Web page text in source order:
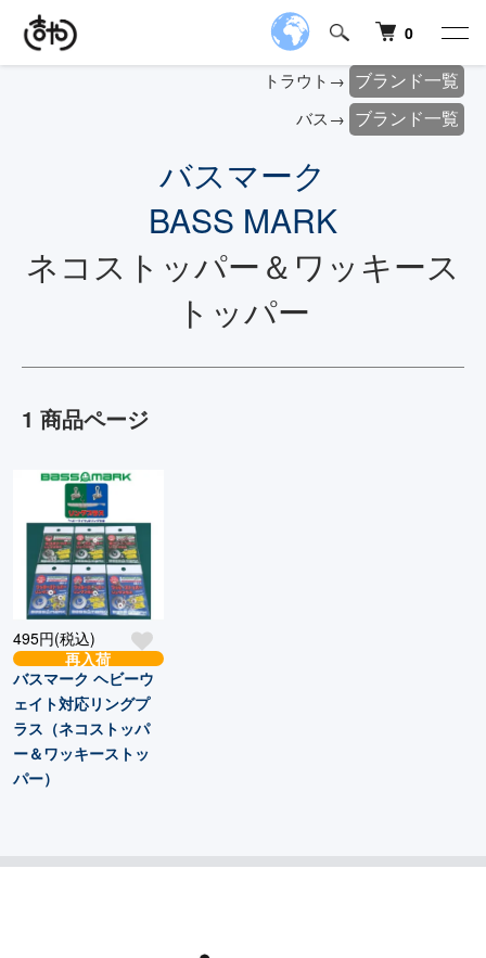
0
トラウト→ ブランド一覧
バス→ ブランド一覧
バスマーク
BASS MARK
ネコストッパー＆ワッキース
トッパー
1 商品ページ
495円(税込)
再入荷
バスマーク ヘビーウ
ェイト対応リングプ
ラス（ネコストッパ
ー＆ワッキーストッ
パー）